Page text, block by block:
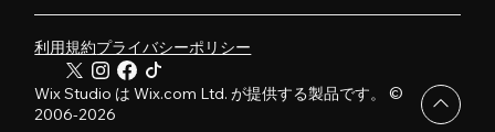
利用規約プライバシーポリシー
Wix Studio は Wix.com Ltd. が提供する製品です。 ©
2006-2026